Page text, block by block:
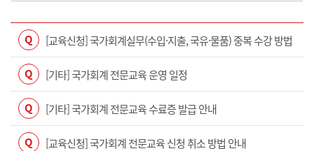
Q [교육신청] 국가회계실무(수입·지출, 국유·물품) 중복 수강 방법
Q [기타] 국가회계 전문교육 운영 일정
Q [기타] 국가회계 전문교육 수료증 발급 안내
Q [교육신청] 국가회계 전문교육 신청 취소 방법 안내